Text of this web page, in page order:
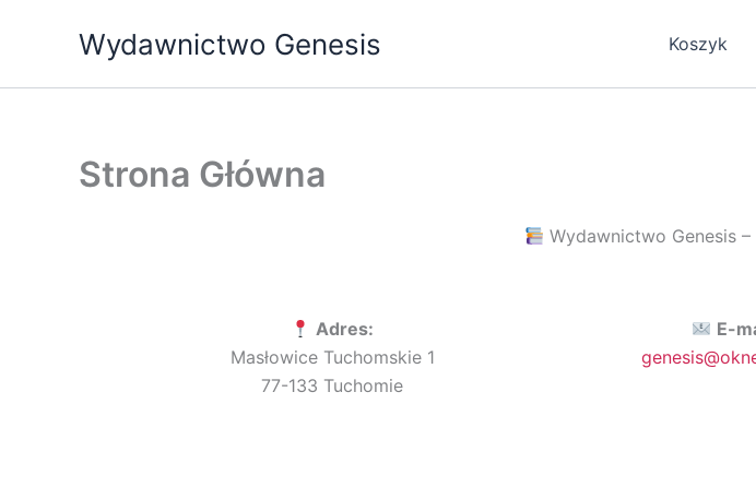
Wydawnictwo Genesis Koszyk
Strona Główna
Wydawnictwo Genesis
Adres:
Masłowice Tuchomskie 1
77-133 Tuchomie
E-